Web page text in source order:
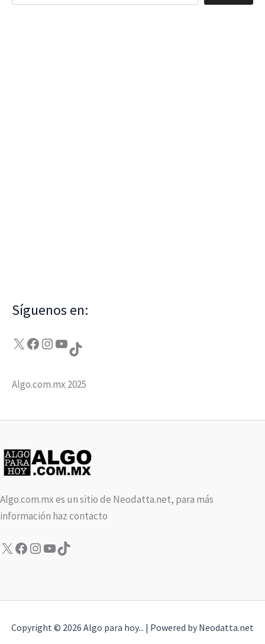
Síguenos en:
X Facebook Instagram YouTube TikTok
Algo.com.mx 2025
Algo.com.mx es un sitio de Neodatta.net, para más
información haz contacto
X Facebook
Instagram
YouTube
TikTok
Copyright © 2026 Algo para hoy... | Powered by Neodatta.net